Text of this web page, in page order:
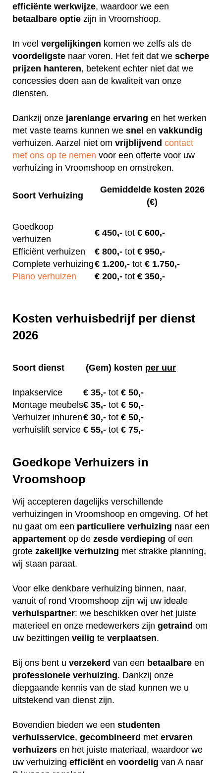
efficiënte werkwijze, waardoor we een
betaalbare optie zijn in Vroomshoop.
In veel vergelijkingen komen we zelfs als de
voordeligste naar voren. Het feit dat we scherpe
prijzen hanteren, betekent echter niet dat we
concessies doen aan de kwaliteit van onze
diensten.
Dankzij onze jarenlange ervaring en het werken
met vaste teams kunnen we snel en vakkundig
verhuizen. Aarzel niet om vrijblijvend contact
met ons op te nemen voor een offerte voor uw
verhuizing in Vroomshoop en omstreken.
Soort Verhuizing
Gemiddelde kosten 2026
(€)
Goedkoop
verhuizen
€ 450,- tot € 600,-
Efficiënt verhuizen
€ 800,- tot € 950,-
Complete verhuizing€ 1.200,- tot € 1.750,-
Piano verhuizen
€ 200,- tot € 350,-
Kosten verhuisbedrijf per dienst
2026
Soort dienst (Gem) kosten per uur
Inpakservice € 35,- tot € 50,-
Montage meubels€ 35,- tot € 50,-
Verhuizer inhuren€ 30,- tot € 50,-
verhuislift service € 55,- tot € 75,-
Goedkope Verhuizers in
Vroomshoop
Wij accepteren dagelijks verschillende
verhuizingen in Vroomshoop en omgeving. Of het
nu gaat om een particuliere verhuizing naar een
appartement op de zesde verdieping of een
grote zakelijke verhuizing met strakke planning,
wij staan paraat.
Voor elke denkbare verhuizing binnen, naar,
vanuit of rond Vroomshoop zijn wij uw ideale
verhuispartner: we beschikken over het juiste
materieel en onze medewerkers zijn getraind om
uw bezittingen veilig te verplaatsen.
Bij ons bent u verzekerd van een betaalbare en
professionele verhuizing. Dankzij onze
diepgaande kennis van de stad kunnen we u
uitstekend van dienst zijn.
Bovendien bieden we een studenten
verhuisservice, gecombineerd met ervaren
verhuizers en het juiste materiaal, waardoor we
uw verhuizing efficiënt en voordelig van A naar